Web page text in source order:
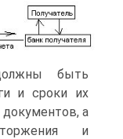
быть
и сроки их
а
и